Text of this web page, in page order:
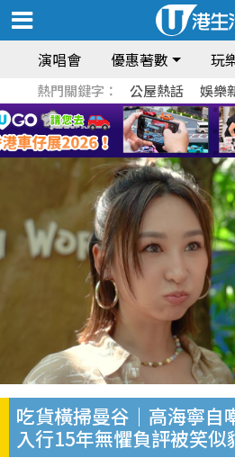
演唱會 優惠著數 玩
熱門關鍵字： 公屋熱話 娛樂
吃貨橫掃曼谷｜高海寧自
入行15年無懼負評被笑似